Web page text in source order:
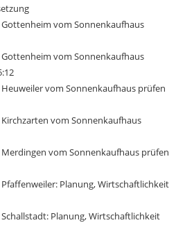
vom Sonnenkaufhaus
vom Sonnenkaufhaus
vom Sonnenkaufhaus prüfen
vom Sonnenkaufhaus
vom Sonnenkaufhaus prüfen
Planung, Wirtschaftlichkeit
Planung, Wirtschaftlichkeit